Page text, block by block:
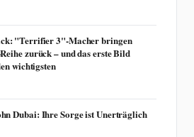
"Terrifier 3"-Macher bringen
zurück – und das erste Bild
wichtigsten
Dubai: Ihre Sorge ist Unerträglich